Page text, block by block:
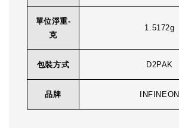
單位淨重-
克
1.5172g
包裝方式 D2PAK
品牌 INFINEON